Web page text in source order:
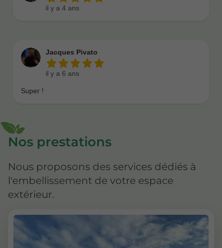
Nos prestations
Nous proposons des services dédiés à
l'embellissement de votre espace
extérieur.